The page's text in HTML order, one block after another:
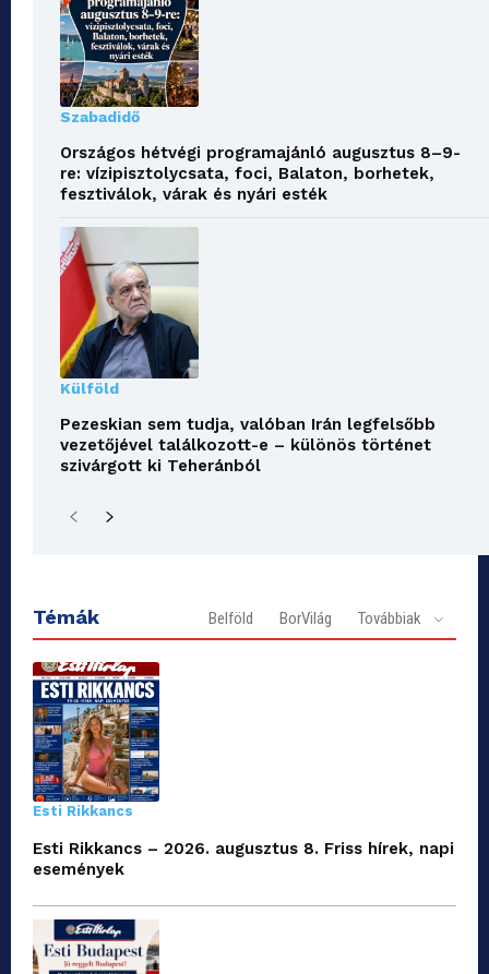
Szabadidő
Országos hétvégi programajánló augusztus 8–9-
re: vízipisztolycsata, foci, Balaton, borhetek,
fesztiválok, várak és nyári esték
Külföld
Pezeskian sem tudja, valóban Irán legfelsőbb
vezetőjével találkozott-e – különös történet
szivárgott ki Teheránból
Témák Belföld BorVilág Továbbiak
Esti Rikkancs
Esti Rikkancs – 2026. augusztus 8. Friss hírek, napi
események